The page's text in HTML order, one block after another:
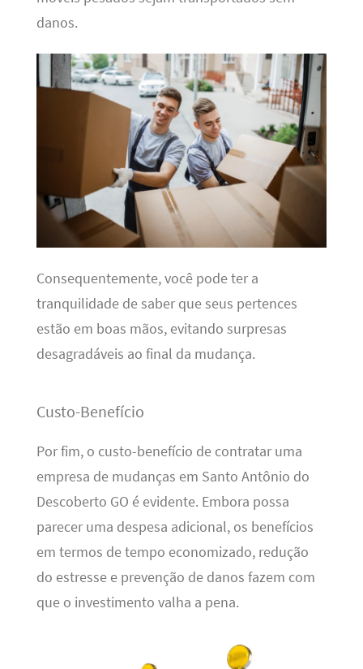
danos.
Consequentemente, você pode ter a
tranquilidade de saber que seus pertences
estão em boas mãos, evitando surpresas
desagradáveis ao final da mudança.
Custo-Benefício
Por fim, o custo-benefício de contratar uma
empresa de mudanças em Santo Antônio do
Descoberto GO é evidente. Embora possa
parecer uma despesa adicional, os benefícios
em termos de tempo economizado, redução
do estresse e prevenção de danos fazem com
que o investimento valha a pena.